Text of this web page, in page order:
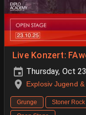
Live Konzert:
Thursday, Oct
Explosiv Jugend
Grunge Stoner Rock